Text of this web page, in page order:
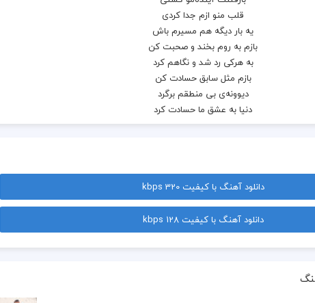
قلب منو ازم جدا کردی
یه بار دیگه هم مسیرم باش
بازم به روم بخند و صحبت کن
به هرکی رد شد و نگاهم کرد
بازم مثل سابق حسادت کن
دیوونه‌ی بی منطقم برگرد
دنیا به عشق ما حسادت کرد
فقط یه بار دستاتو می گیرم
دنیا به عشق ما حسادت کرد
فقط یه بار دستاتو می گیرم
بعدش برو آسوده می میرم
بازم از عشقت مطمئنم کن
بگو رو من بدجوری حساسی
بازم بهم بگو که بیش از حد
دانلود آهنگ با کیفیت 320 kbps
دانلود آهنگ با کیفیت 128 kbps